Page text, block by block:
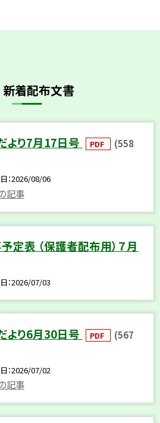
新着配布文書
り7月17日号 PDF
(558
2026/08/06
記事
定表 （保護者配布用）７月
2026/07/03
り6月30日号 PDF
(567
2026/07/02
記事